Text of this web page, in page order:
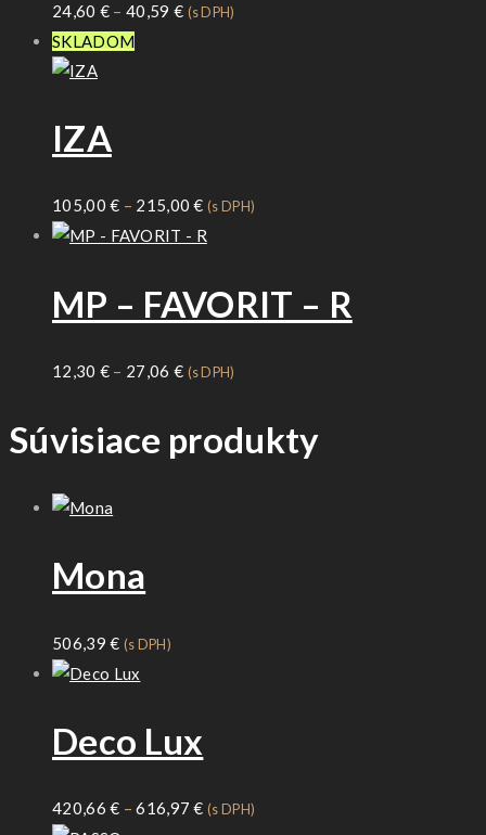
24,60 € – 40,59 €Price
(s DPH)
SKLADOM
IZA
105,00€ – 215,00€Price
range:
through
215,00 €
(s DPH)
MP – FAVORIT – R
12,30 € – 27,06 €Price
12,30 €
through
(s DPH)
Súvisiace produkty
Mona
506,39€ (s DPH)
Deco Lux
420,66€ – 616,97€Price
(s DPH)